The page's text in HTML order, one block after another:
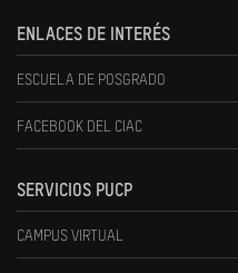
ENLACES DE INTERÉS
ESCUELA DE POSGRADO
FACEBOOK DEL CIAC
SERVICIOS PUCP
CAMPUS VIRTUAL